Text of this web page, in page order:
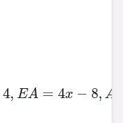
4, EA = 4x − 8, A
x− 8,AO= x+9,E O=2